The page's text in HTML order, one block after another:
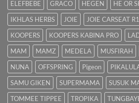
ELEFBEBE
GRACO HEGEN HE OR
IKHLAS HERBS
JOIE JOIE CARSEAT
KOOPERS
KOOPERS KABINA PRO
MAM
MAMZ MEDELA MUSFIRAH
NUNA
OFFSPRING Pigeon
SAMU GIKEN
SUPERMAMA
SUSUK
TOMMEE TIPPEE
TROPIKA